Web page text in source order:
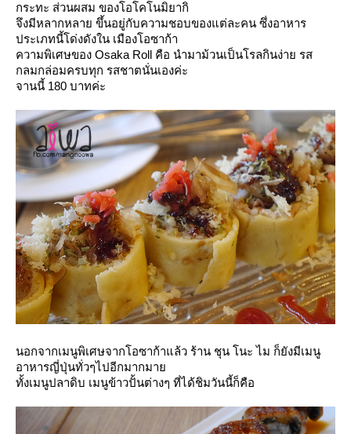
กระทะ ส่วนผสม ของโอโคโนมิยากิ
จึงมีหลากหลาย ขึ้นอยู่กับความชอบของแต่ละคน ซึ่งอาหาร
ประเภทนี้โด่งดังใน เมืองโอซาก้า
ความพิเศษของ Osaka Roll คือ นำมาม้วนเป็นโรลกินง่าย รส
กลมกล่อมครบทุก รสชาตนั่นเองค่ะ
จานนี้ 180 บาทค่ะ
นอกจากเมนูพิเศษจากโอซาก้าแล้ว ร้าน ชุน โนะ ไม ก็ยังมีเมนู
อาหารญี่ปุ่นทั่วๆไปอีกมากมา
ทั้งเมนูปลาดิบ เมนูข้าวปั้นต่างๆ ที่ได้ชิมวันนี้ก็คือ